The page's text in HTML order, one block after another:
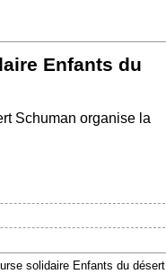
Enfants du
Schuman organise la
solidaire Enfants du désert